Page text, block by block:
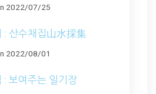
2022/07/25
: 산수채집山水採集
2022/08/01
: 보여주는 일기장